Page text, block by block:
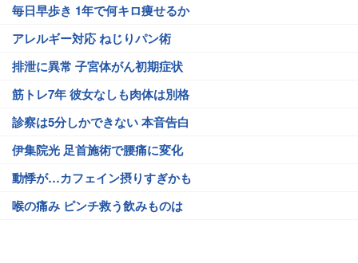
毎日早歩き 1年で何キロ痩せるか
アレルギー対応 ねじりパン術
排泄に異常 子宮体がん初期症状
筋トレ7年 彼女なしも肉体は別格
診察は5分しかできない 本音告白
伊集院光 足首施術で腰痛に変化
動悸が…カフェイン摂りすぎかも
喉の痛み ピンチ救う飲みものは